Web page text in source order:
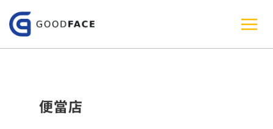
至
主
便當店